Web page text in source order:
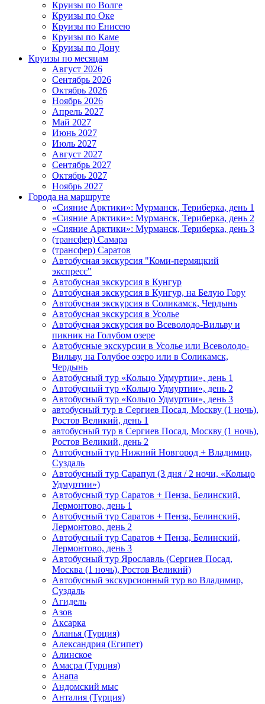
Круизы по Волге
Круизы по Оке
Круизы по Енисею
Круизы по Каме
Круизы по Дону
Круизы по месяцам
Август 2026
Сентябрь 2026
Октябрь 2026
Ноябрь 2026
Апрель 2027
Май 2027
Июнь 2027
Июль 2027
Август 2027
Сентябрь 2027
Октябрь 2027
Ноябрь 2027
Города на маршруте
«Сияние Арктики»: Мурманск, Териберка, день 1
«Сияние Арктики»: Мурманск, Териберка, день 2
«Сияние Арктики»: Мурманск, Териберка, день 3
(трансфер) Самара
(трансфер) Саратов
Автобусная экскурсия "Коми-пермяцкий
экспресс"
Автобусная экскурсия в Кунгур
Автобусная экскурсия в Кунгур, на Белую Гору
Автобусная экскурсия в Соликамск, Чердынь
Автобусная экскурсия в Усолье
Автобусная экскурсия во Всеволодо-Вильву и
пикник на Голубом озере
Автобусные экскурсии в Усолье или Всеволодо-
Вильву, на Голубое озеро или в Соликамск,
Чердынь
Автобусный тур «Кольцо Удмуртии», день 1
Автобусный тур «Кольцо Удмуртии», день 2
Автобусный тур «Кольцо Удмуртии», день 3
автобусный тур в Сергиев Посад, Москву (1 ночь),
Ростов Великий, день 1
автобусный тур в Сергиев Посад, Москву (1 ночь),
Ростов Великий, день 2
Автобусный тур Нижний Новгород + Владимир,
Суздаль
Автобусный тур Сарапул (3 дня / 2 ночи, «Кольцо
Удмуртии»)
Автобусный тур Саратов + Пенза, Белинский,
Лермонтово, день 1
Автобусный тур Саратов + Пенза, Белинский,
Лермонтово, день 2
Автобусный тур Саратов + Пенза, Белинский,
Лермонтово, день 3
Автобусный тур Ярославль (Сергиев Посад,
Москва (1 ночь), Ростов Великий)
Автобусный экскурсионный тур во Владимир,
Суздаль
Агидель
Азов
Аксарка
Аланья (Турция)
Александрия (Египет)
Алинское
Амасра (Турция)
Анапа
Андомский мыс
Анталия (Турция)